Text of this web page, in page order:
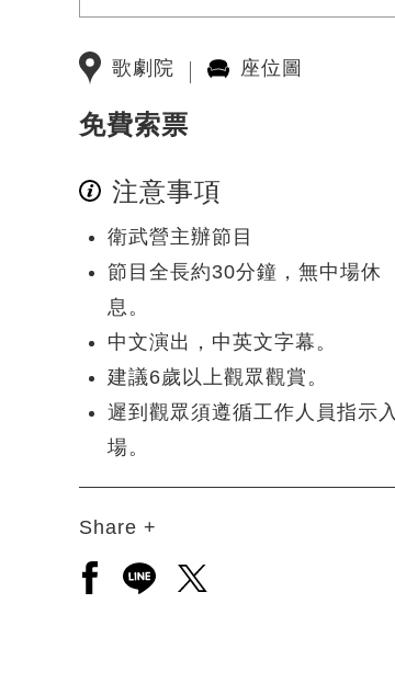
歌劇院 座位圖
免費索票
注意事項
衛武營主辦節目
節目全長約30分鐘，無中場休
息。
中文演出，中英文字幕。
建議6歲以上觀眾觀賞。
遲到觀眾須遵循工作人員指示入
場。
Share +
另開新視窗分享至facebook
另開新視窗分享至line
另開新視窗分享至twitter